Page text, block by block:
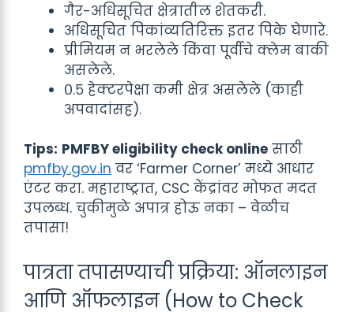
गैर-अधिसूचित क्षेत्रातील शेतकरी.
अधिसूचित पिकांव्यतिरिक्त इतर पिके घेणारे.
प्रीमियम न भरलेले किंवा पूर्वीचे क्लेम बाकी
असलेले.
०.५ हेक्टरपेक्षा कमी क्षेत्र असलेले (काही
अपवादांसह).
Tips: PMFBY eligibility check online साठी
pmfby.gov.in वर ‘Farmer Corner’ मध्ये आधार
एंटर करा. महाराष्ट्रात, CSC केंद्रांवर मोफत मदत
उपलब्ध. चुकीमुळे अपात्र होऊ नका – वेळीच
तपासा!
पात्रता तपासण्याची प्रक्रिया: ऑनलाइन
आणि ऑफलाइन (How to Check